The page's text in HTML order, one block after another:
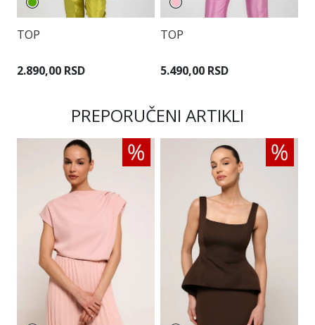
TOP
2.890,00 RSD
TOP
5.490,00 RSD
PREPORUČENI ARTIKLI